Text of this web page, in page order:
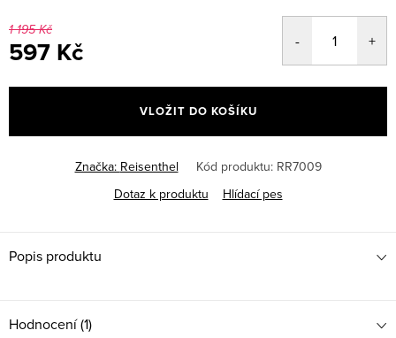
1 195 Kč
597 Kč
cena:
VLOŽIT DO KOŠÍKU
Značka: Reisenthel Kód produktu: RR7009
Dotaz k produktu
Hlídací pes
Popis produktu
Hodnocení (1)